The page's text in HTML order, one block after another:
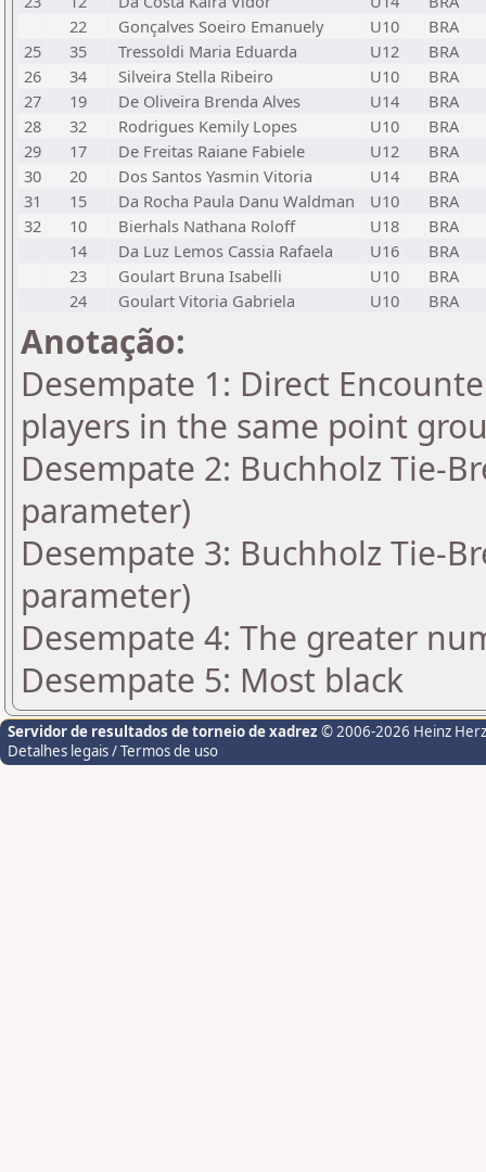
22
Gonçalves Soeiro Emanuely U10
BRA
25
35 Tressoldi Maria Eduarda U12
BRA
26
34 Silveira Stella Ribeiro U10
BRA
27
19 De Oliveira Brenda Alves U14
BRA
28
32 Rodrigues Kemily Lopes U10
BRA
29
17 De Freitas Raiane Fabiele U12
BRA
30
20 Dos Santos Yasmin Vitoria U14
BRA
31
15 Da Rocha Paula Danu Waldman U10
BRA
32
10 Bierhals Nathana Roloff U18
BRA
14
Da Luz Lemos Cassia Rafaela U16
BRA
23
Goulart Bruna Isabelli U10
BRA
24
Goulart Vitoria Gabriela U10 BRA
Anotação:
Desempate 1: Direct
players in the same point
Desempate 2: Buchholz Tie-
parameter)
Desempate 3: Buchholz Tie-
parameter)
Desempate 4: The greater
Desempate 5: Most black
Servidor de resultados de torneio de xadrez © 2006-2026 Heinz
Detalhes legais / Termos de uso